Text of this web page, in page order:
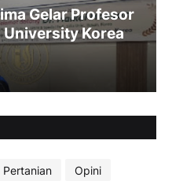
Gelar Profesor
University Korea
Pertanian
Opini